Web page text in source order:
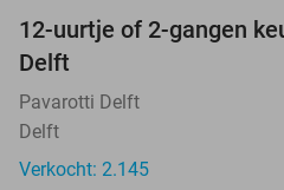
12-uurtje of 2-gangen
Delft
Pavarotti Delft
Delft
Verkocht: 2.145